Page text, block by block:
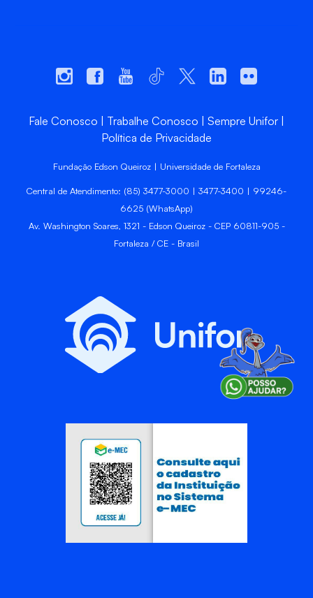
Fale Conosco Trabalhe Conosco
Sempre Unifor
Política de Privacidade
Fundação Edson Queiroz | Universidade de Fortaleza
Central de Atendimento: (85) 3477-3000 | 3477-3400 | 99246-
6625 (WhatsApp)
Av. Washington Soares, 1321 - Edson Queiroz - CEP 60811-905 -
Fortaleza / CE - Brasil